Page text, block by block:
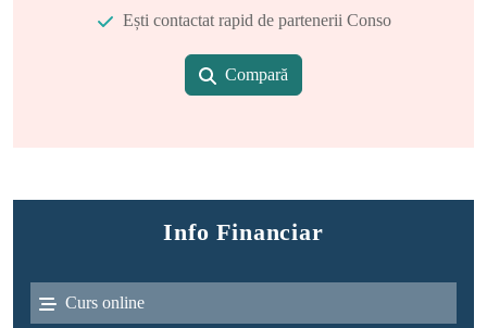
Ești contactat rapid de partenerii Conso
Compară
Info Financiar
Curs online